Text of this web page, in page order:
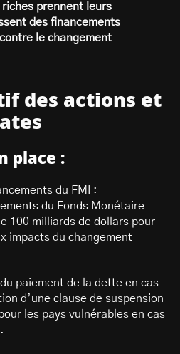
riches prennent leurs
des financements
le changement
des actions et
place :
du FMI :
du Fonds Monétaire
100 milliards de dollars pour
impacts du changement
paiement de la dette en cas
d’une clause de suspension
les pays vulnérables en cas